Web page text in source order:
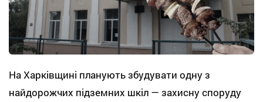
На Харківщині планують збудувати одну з
найдорожчих підземних шкіл — захисну споруду